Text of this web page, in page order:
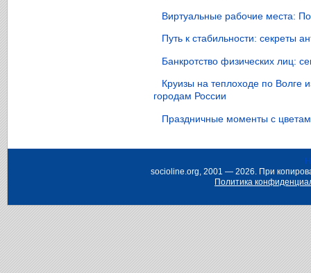
Виртуальные рабочие места:
Путь к стабильности: секреты
Банкротство физических лиц:
Круизы на теплоходе по Волге
городам России
Праздничные моменты с
socioline.org, 2001 — 2026. При
Политика